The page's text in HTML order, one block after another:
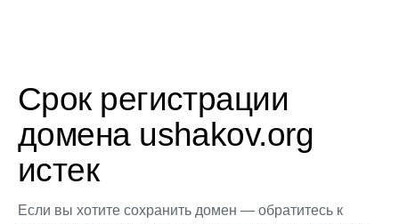
Срок регистрации
домена ushakov.org
истек
Если вы хотите сохранить домен — обратитесь к